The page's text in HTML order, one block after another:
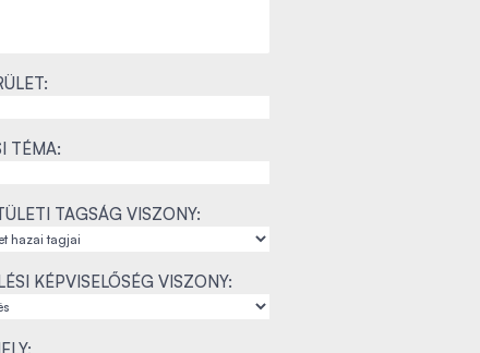
TÉMA:
TAGSÁG VISZONY:
KÉPVISELŐSÉG VISZONY: